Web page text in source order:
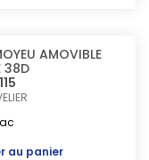
AMOVIBLE
38D
au panier